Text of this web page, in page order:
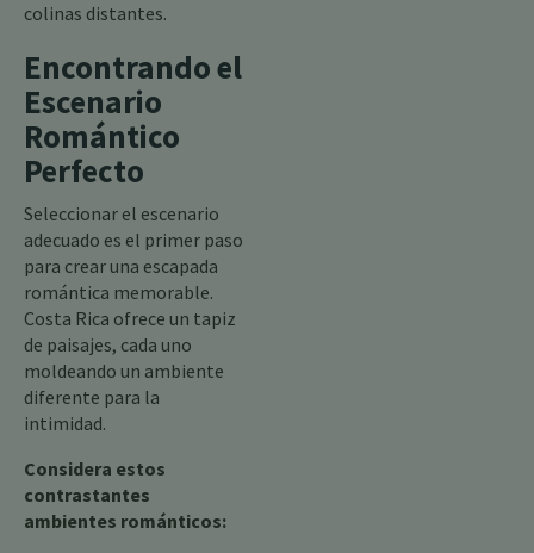
colinas distantes.
Encontrando el
Escenario
Romántico
Perfecto
Seleccionar el escenario
adecuado es el primer paso
para crear una escapada
romántica memorable.
Costa Rica ofrece un tapiz
de paisajes, cada uno
moldeando un ambiente
diferente para la
intimidad.
Considera estos
contrastantes
ambientes románticos: